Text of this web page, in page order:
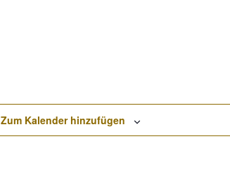
Zum Kalender hinzufügen